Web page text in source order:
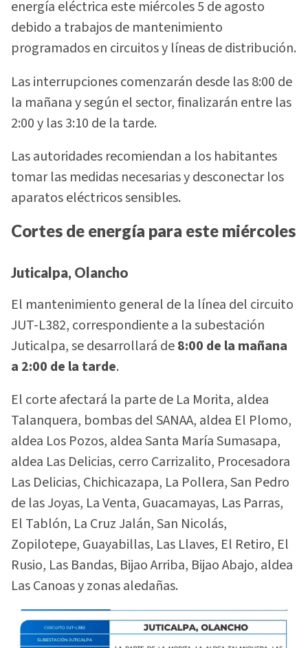
energía eléctrica este miércoles 5 de agosto
debido a trabajos de mantenimiento
programados en circuitos y líneas de distribución.
Las interrupciones comenzarán desde las 8:00 de
la mañana y según el sector, finalizarán entre las
2:00 y las 3:10 de la tarde.
Las autoridades recomiendan a los habitantes
tomar las medidas necesarias y desconectar los
aparatos eléctricos sensibles.
Cortes de energía para este miércoles
Juticalpa, Olancho
El mantenimiento general de la línea del circuito
JUT-L382, correspondiente a la subestación
Juticalpa, se desarrollará de8:00 de la mañana
a 2:00 de la tarde.
El corte afectará la parte de La Morita, aldea
Talanquera, bombas del SANAA, aldea El Plomo,
aldea Los Pozos, aldea Santa María Sumasapa,
aldea Las Delicias, cerro Carrizalito, Procesadora
Las Delicias, Chichicazapa, La Pollera, San Pedro
de las Joyas, La Venta, Guacamayas, Las Parras,
El Tablón, La Cruz Jalán, San Nicolás,
Zopilotepe, Guayabillas, Las Llaves, El Retiro, El
Rusio, Las Bandas, Bijao Arriba, Bijao Abajo, aldea
Las Canoas y zonas aledañas.